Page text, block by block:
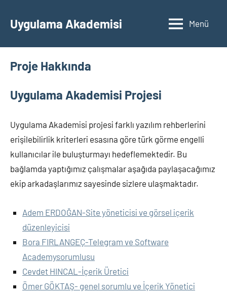
geçUygulama Akademisi Menü
Proje Hakkında
Uygulama Akademisi Projesi
Uygulama Akademisi projesi farklı yazılım rehberlerini
erişilebilirlik kriterleri esasına göre türk görme engelli
kullanıcılar ile buluşturmayı hedeflemektedir. Bu
bağlamda yaptığımız çalışmalar aşağıda paylaşacağımız
ekip arkadaşlarımız sayesinde sizlere ulaşmaktadır.
Adem ERDOĞAN-Site yöneticisi ve görsel içerik
düzenleyicisi
Bora FIRLANGEÇ-Telegram ve Software
Academysorumlusu
Cevdet HINCAL-İçerik Üretici
Ömer GÖKTAŞ- genel sorumlu ve İçerik Yönetici